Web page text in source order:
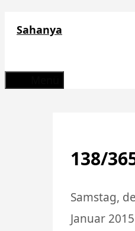
Sahanya
138/
Samstag,
Januar 2015